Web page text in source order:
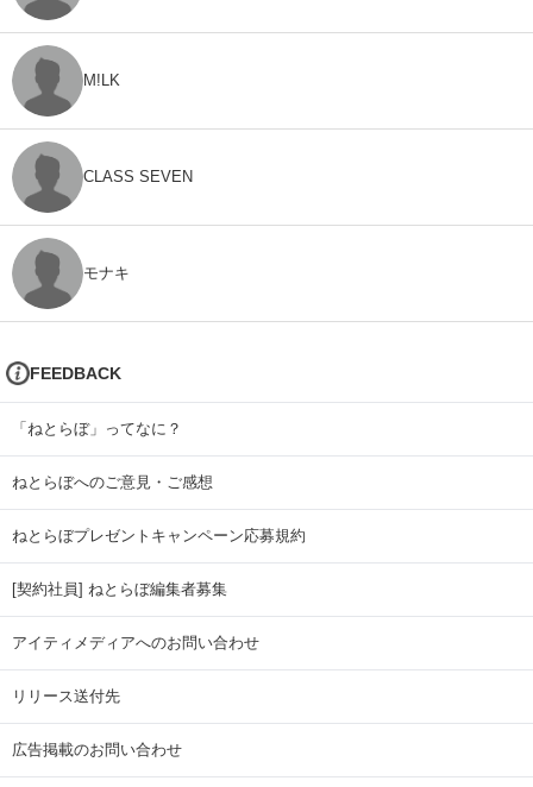
M!LK
CLASS SEVEN
モナキ
FEEDBACK
「ねとらぼ」ってなに？
ねとらぼへのご意見・ご感想
ねとらぼプレゼントキャンペーン応募規約
[契約社員] ねとらぼ編集者募集
アイティメディアへのお問い合わせ
リリース送付先
広告掲載のお問い合わせ